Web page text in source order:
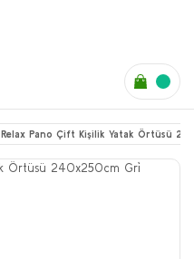
Relax Pano Çift Kişilik Yatak Örtüsü